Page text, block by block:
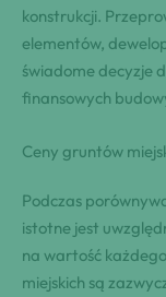
konstrukcji.
elementów,
świadome decyzje
finansowych
Ceny gruntów
Podczas
istotne jest
na wartość
miejskich są